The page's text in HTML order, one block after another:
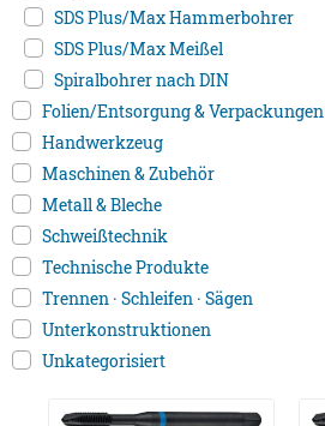
SDS Plus/Max Hammerbohrer
SDS Plus/Max Meißel
Spiralbohrer nach DIN
Folien/Entsorgung & Verpackungen
Handwerkzeug
Maschinen & Zubehör
Metall & Bleche
Schweißtechnik
Technische Produkte
Trennen · Schleifen · Sägen
Unterkonstruktionen
Unkategorisiert